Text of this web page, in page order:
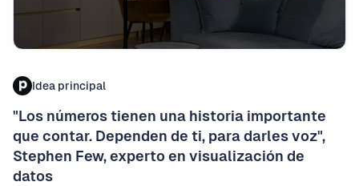
Idea principal
"Los números tienen una historia importante
que contar. Dependen de ti, para darles voz",
Stephen Few, experto en visualización de
datos